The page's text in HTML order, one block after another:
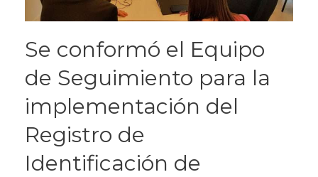
Se conformó el Equipo
de Seguimiento para la
implementación del
Registro de
Identificación de